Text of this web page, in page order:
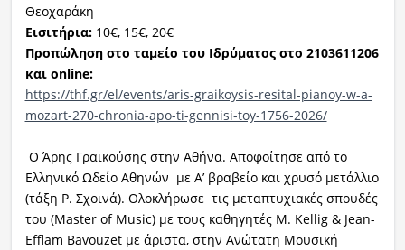
Θεοχαράκη
Εισιτήρια:10€, 15€, 20€
Προπώληση στο ταμείο του Ιδρύματος στο 2103611206
και online:
https://thf.gr/el/events/aris-graikoysis-resital-pianoy-w-a-
mozart-270-chronia-apo-ti-gennisi-toy-1756-2026/
Ο Άρης Γραικούσης στην Αθήνα. Αποφοίτησε από το
Ελληνικό Ωδείο Αθηνών με Α’ βραβείο και χρυσό μετάλλιο
(τάξη Ρ. Σχοινά). Ολοκλήρωσε τις μεταπτυχιακές σπουδές
του (Master of Music) με τους καθηγητές M. Kellig & Jean-
Efflam Bavouzet με άριστα, στην Ανώτατη Μουσική